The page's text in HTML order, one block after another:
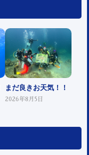
まだ良きお天気！！
2026年8月5日